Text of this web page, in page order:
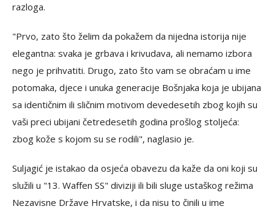
razloga.
"Prvo, zato što želim da pokažem da nijedna istorija nije
elegantna: svaka je grbava i krivudava, ali nemamo izbora
nego je prihvatiti. Drugo, zato što vam se obraćam u ime
potomaka, djece i unuka generacije Bošnjaka koja je ubijana
sa identičnim ili sličnim motivom devedesetih zbog kojih su
vaši preci ubijani četredesetih godina prošlog stoljeća:
zbog kože s kojom su se rodili", naglasio je.
Suljagić je istakao da osjeća obavezu da kaže da oni koji su
služili u "13. Waffen SS" diviziji ili bili sluge ustaškog režima
Nezavisne Države Hrvatske, i da nisu to činili u ime